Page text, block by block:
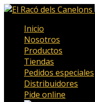
Inicio
Nosotros
Productos
Tiendas
Pedidos especiales
Distribuidores
Pide online